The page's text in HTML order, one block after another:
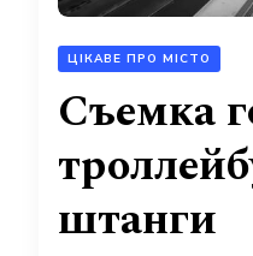
ЦІКАВЕ ПРО МІСТО
Съемка
штанги